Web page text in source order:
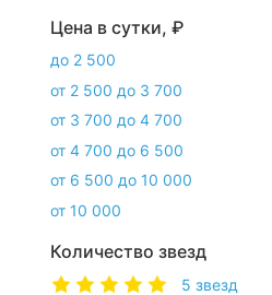
Цена в сутки, ₽
до 2 500
от 2 500 до 3 700
от 3 700 до 4 700
от 4 700 до 6 500
от 6 500 до 10 000
от 10 000
Количество звезд
5 звезд